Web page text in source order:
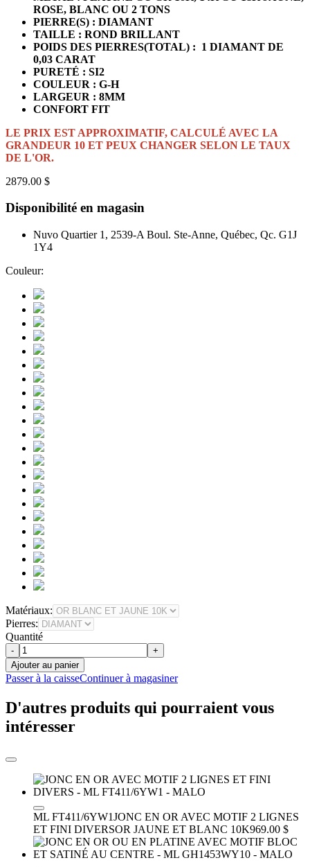
ROSE, BLANC OU 2 TONS
PIERRE(S) : DIAMANT
TAILLE : ROND BRILLANT
POIDS DES PIERRES(TOTAL) : 1 DIAMANT DE
0,03 CARAT
PURETÉ : SI2
COULEUR : G-H
LARGEUR : 8MM
CONFORT FIT
LE PRIX EST APPROXIMATIF, CALCULÉ AVEC LA
GRANDEUR 10 ET PEUX CHANGER SELON LE TAUX
DE L'OR.
2879.00 $
Disponibilité en magasin
Nuvo Quartier 1, 2539-A Boul. Ste-Anne, Québec, Qc. G1J
1Y4
Couleur:
Matériaux:
Pierres:
Quantité
-
+
Ajouter au panier
Passer à la caisseContinuer à magasiner
D'autres produits qui pourraient vous
intéresser
ML FT411/6YW1JONC EN OR AVEC MOTIF 2 LIGNES
ET FINI DIVERSOR JAUNE ET BLANC 10K969.00 $